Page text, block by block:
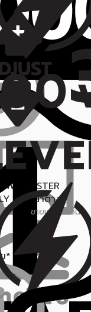
12,998
ฟ้า RESTER
S2 สีน้ำตาล
ขายแล้ว 2 ชิ้น
* ฿7,226.50